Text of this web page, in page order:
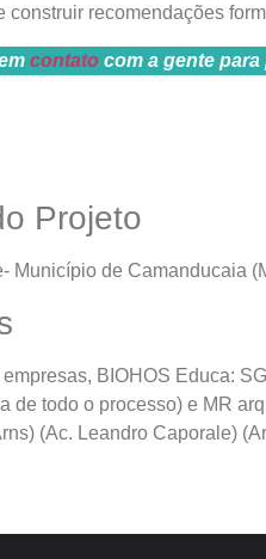
construir recomendações
contato com a gente
Projeto
Município de Camanducaia
empresas, BIOHOS Educa:
de todo o processo) e MR
(Ac. Leandro Caporale)